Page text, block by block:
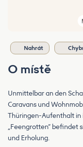
Nahrát
O místě
Unmittelbar an den
Caravans und
Thüringen-Aufenthalt in
„Feengrotten“ befindet
und Erholung.